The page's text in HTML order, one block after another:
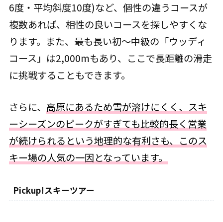
6度・平均斜度10度)など、個性の違うコースが
複数あれば、相性の良いコースを探しやすくな
ります。また、最も長い初～中級の「ウッディ
コース」は2,000mもあり、ここで長距離の滑走
に挑戦することもできます。
さらに、 高原にあるため雪が溶けにくく、スキ
ーシーズンのピークがすぎても比較的長く営業
が続けられるという地理的な有利さも、このス
キー場の人気の一因となっています。
Pickup!スキーツアー